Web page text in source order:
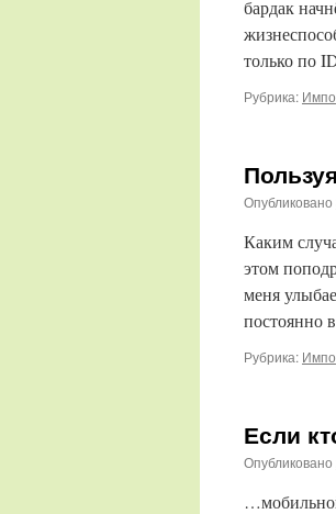
бардак
только по
Рубрика:
Опубликовано
Каким
этом
меня
постоянно
Рубрика:
Если
Опубликовано